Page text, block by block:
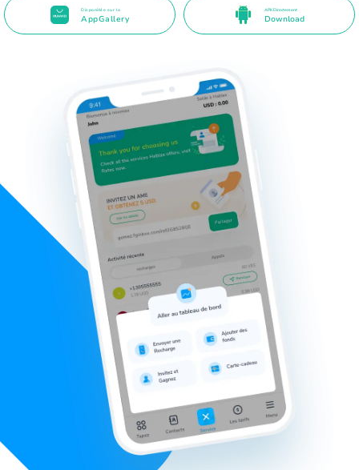
Disponible sur la
AppGallery
APK Directement
Download